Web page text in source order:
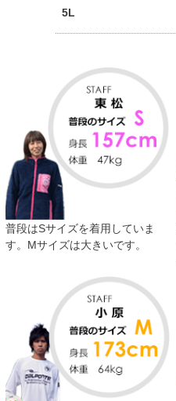
5L
普段はSサイズを着用していま
す。Mサイズは大きいです。